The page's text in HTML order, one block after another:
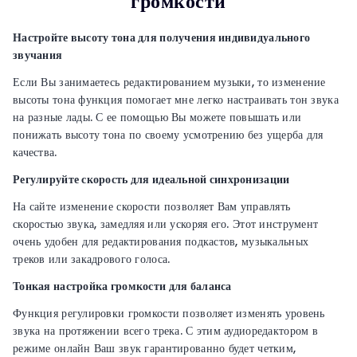
Настройте высоту тона для получения индивидуального
звучания
Если Вы занимаетесь редактированием музыки, то изменение
высоты тона функция помогает мне легко настраивать тон звука
на разные лады. С ее помощью Вы можете повышать или
понижать высоту тона по своему усмотрению без ущерба для
качества.
Регулируйте скорость для идеальной синхронизации
На сайте изменение скорости позволяет Вам управлять
скоростью звука, замедляя или ускоряя его. Этот инструмент
очень удобен для редактирования подкастов, музыкальных
треков или закадрового голоса.
Тонкая настройка громкости для баланса
Функция регулировки громкости позволяет изменять уровень
звука на протяжении всего трека. С этим аудиоредактором в
режиме онлайн Ваш звук гарантированно будет четким,